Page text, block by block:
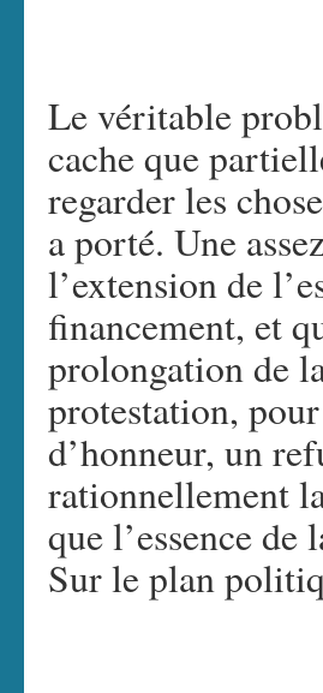
Le véritable
cache que
regarder les
a porté. Une
l’extension de
financement, et
prolongation de
protestation,
d’honneur, un
rationnellement
que l’essence
Sur le plan